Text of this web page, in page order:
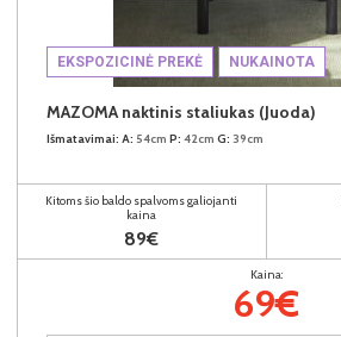
EKSPOZICINĖ PREKĖ NUKAINOTA
MAZOMA naktinis staliukas (Juoda)
Išmatavimai: A: 54cm P: 42cm G: 39cm
Kitoms šio baldo spalvoms galiojanti
kaina
89€
Kaina:
69€